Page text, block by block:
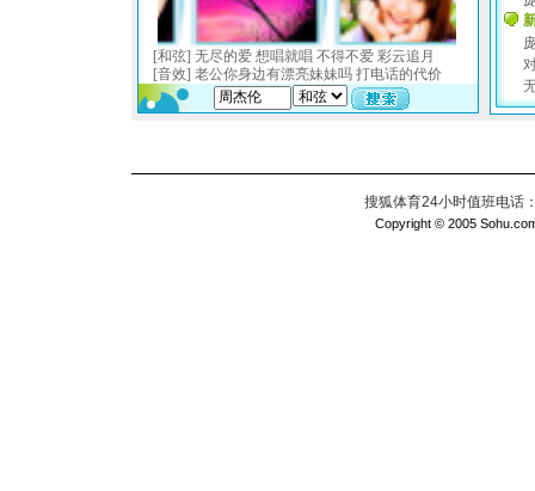
搜狐体育24小时值班电话
Copyright © 2005